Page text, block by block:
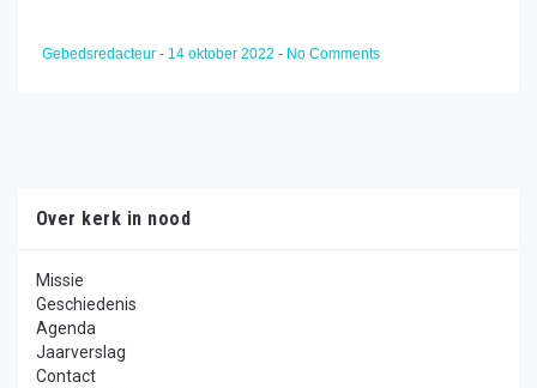
Gebedsredacteur - 14 oktober 2022 - No Comments
Over kerk in nood
Missie
Geschiedenis
Agenda
Jaarverslag
Contact